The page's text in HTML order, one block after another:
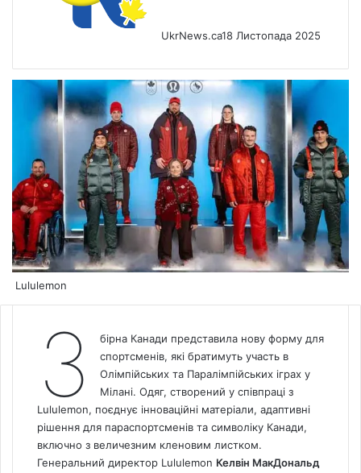
UkrNews.ca18 Листопада 2025
Lululemon
З
бірна Канади представила нову форму для
спортсменів, які братимуть участь в
Олімпійських та Паралімпійських іграх у
Мілані. Одяг, створений у співпраці з
Lululemon, поєднує інноваційні матеріали, адаптивні
рішення для параспортсменів та символіку Канади,
включно з величезним кленовим листком.
Генеральний директор Lululemon Келвін МакДональд